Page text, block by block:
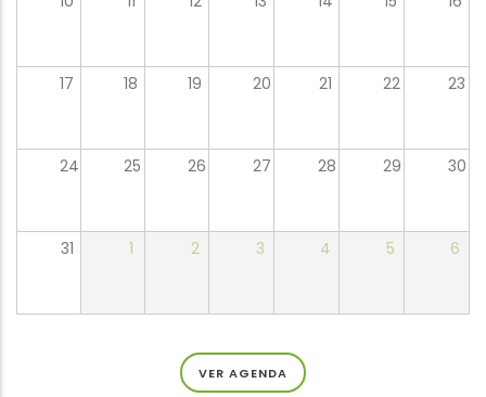
17 18 19 20 21 22 23
24 25 26 27 28 29 30
31 1 2 3 4 5 6
VER AGENDA